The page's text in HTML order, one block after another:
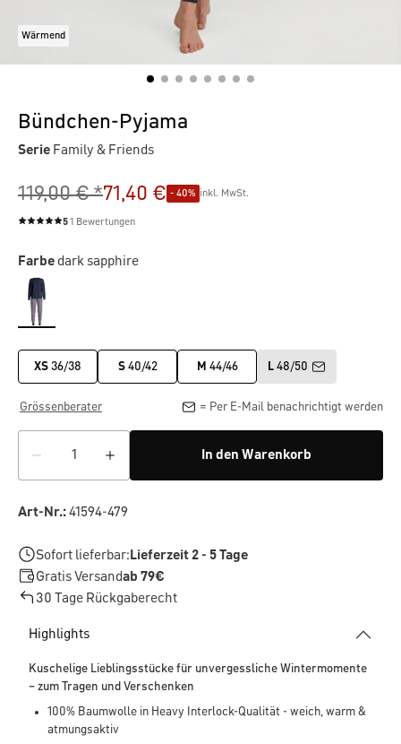
Wärmend
Bündchen-Pyjama
Serie Family & Friends
119,00 € *71,40 € - 40% inkl. MwSt.
Durchschnittliche Bewertung von 5 von 5 Sternen
51 Bewertungen
Farbe dark sapphire
XS 36/38 S40/42 M 44/46 L 48/50
Grössenberater = Per E-Mail benachrichtigt werden
In den Warenkorb
Art-Nr.:41594-479
Sofort lieferbar:Lieferzeit 2 - 5 Tage
Gratis Versandab 79€
30 Tage Rückgaberecht
Highlights
Kuschelige Lieblingsstücke für unvergessliche Wintermomente
– zum Tragen und Verschenken
100% Baumwolle in Heavy Interlock-Qualität - weich, warm &
atmungsaktiv